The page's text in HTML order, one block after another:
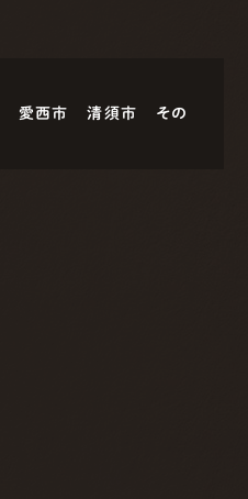
愛西市 清須市
その